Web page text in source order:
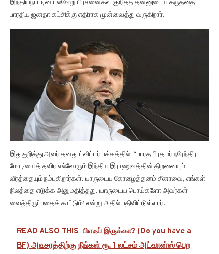
இந்தியநாட்டின் பல்வேறு பிரச்னைகள் குறித்த தன்னுடைய கருத்தை
பாரதிய ஜனதா கட்சிக்கு எதிராக முன்வைத்து வருகிறார்.
இதுகுறித்து அவர் தனது ட்விட்டர் பக்கத்தில், “பாரத பிரதமர் நரேந்திர
மோடியைத் தவிர எல்லோரும் இந்திய இராணுவத்தின் திறனையும்
வீரத்தையும் நம்புகிறார்கள். யாருடைய கோழைத்தனம் சீனாவை, எங்கள்
நிலத்தை எடுக்க அனுமதித்தது. யாருடைய பொய்களோ அவர்கள்
வைத்திருப்பதைக் காட்டும்’ என்று அதில் பதிவிட்டுள்ளார்.
READ ALSO THIS பிஎஃப் இருக்கா? (Do you have a
BF) அவசரத்திற்கு நீங்கள் ரூ. 1 லட்சம் அட்வான்ஸ் பெற